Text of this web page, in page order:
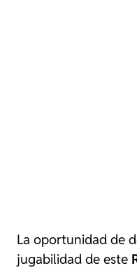
La oportunidad de
jugabilidad de este